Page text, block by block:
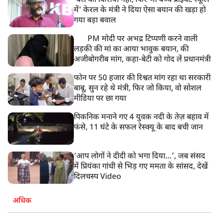
में' केरल के मंत्री ने दिया ऐसा बयान की खड़ा हो
गया बड़ा बवाल
PM मोदी पर अभद्र टिप्पणी करने वाली
लड़की की मां का आया भावुक बयान, की
अजीबोगरीब मांग, कहा-बेटी को गोद लें प्रधानमंत्री
फोन पर 50 हजार की रिश्वत मांग रहा था सरकारी
बाबू, सुन रहे थे मंत्री, फिर जो किया, वो सोशल
मीडिया पर छा गया
पिकनिक मनाने गए 4 युवक नदी के तेज़ बहाव में
फंसे, 11 घंटे के सफल रेस्क्यू के बाद बची जान
‘आप लोगों ने दीदी को भगा दिया…’, जब संसद
में प्रियंका गांधी से भिड़ गए ममता के सांसद, देखें
दिलचस्प Video
अधिक